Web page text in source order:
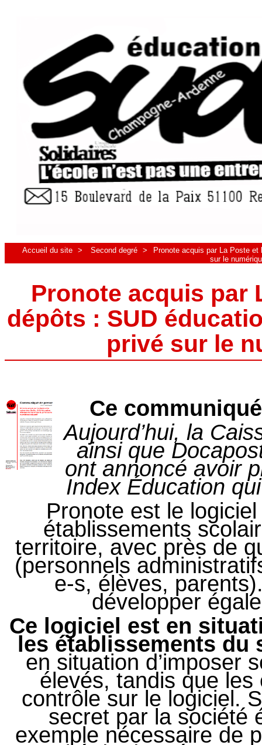
Accueil du site > Second degré >
Pronote acquis par La Poste
sur le
Pronote acquis par
dépôts : SUD
privé sur le
Ce
Aujourd’hui, la
ainsi que
ont annoncé avoir
Index Éducation
Pronote est le
établissements
territoire, avec près de
(personnels
e-s, élèves,
développer
Ce logiciel est en
les établissements du
en situation d’imposer
élevés, tandis que les
contrôle sur le logiciel.
secret par la société
exemple nécessaire de